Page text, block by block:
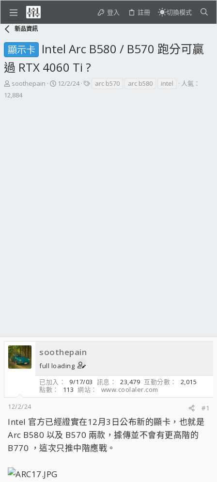
登入 註冊 切換模式
新品資訊
顯示卡 Intel Arc B580 / B570 跑分可贏
過 RTX 4060 Ti ?
主
題
soothepain
開
12/2/24
標arc b570 arc b580 intel
人氣：
12,884
soothepain
full loading
已加入
9/17/03 訊息 23,479 互動分數
2,015
點數
113 網站
www.coolaler.com
12/2/24
#1
Intel 官方已經證實在12月3日公布新的顯卡，也就是
Arc B580 以及 B570 兩款，據傳並不會有更高階的
B770 ，這次只推中階應戰。